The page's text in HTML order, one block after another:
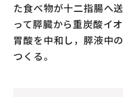
た食べ物が十二指腸へ
って膵臓から重炭酸イ
胃酸を中和し，膵液中
つくる。